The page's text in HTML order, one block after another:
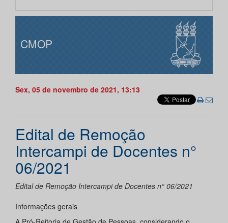
CMOP
Sex, 05 de novembro de 2021, 13:13
Edital de Remoção
Intercampi de Docentes n°
06/2021
Edital de Remoção Intercampi de Docentes n° 06/2021
Informações gerais